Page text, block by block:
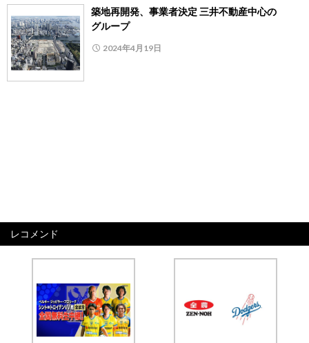
築地再開発、事業者決定 三井不動産中心の
グループ
2024年4月19日
レコメンド